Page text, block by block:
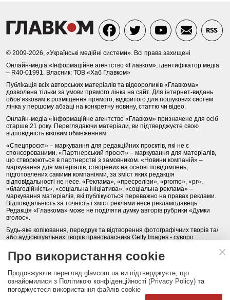
© 2009-2026, «Українські медійні системи». Всі права захищені
Онлайн-медіа «Інформаційне агентство «Главком», ідентифікатор медіа
– R40-01991. Власник: ТОВ «Хаб Главком»
Публікація всіх авторських матеріалів та відеороликів «Главкома»
дозволена тільки за умови прямого лінка на сайт. Для інтернет-видань
обов’язковим є розміщення прямого, відкритого для пошукових систем
лінка у першому абзаці на конкретну новину, статтю чи відео.
Онлайн-медіа «Інформаційне агентство «Главком» призначене для осіб
старше 21 року. Переглядаючи матеріали, ви підтверджуєте свою
відповідність віковим обмеженням.
«Спецпроєкт» – маркування для редакційних проєктів, які не є
спонсорованими. «Партнерський проєкт» – маркування для матеріалів,
що створюються в партнерстві з замовником. «Новини компаній» –
маркування для матеріалів, створених на основі повідомлень,
підготовлених самими компаніями, за зміст яких редакція
відповідальності не несе. «Реклама», «пресрелізи», «promo», «pr»,
«благодійність», «соціальна ініціатива», «соціальна реклама» –
маркування матеріалів, які публікуються переважно на правах реклами.
Відповідальність за точність і зміст реклами несе рекламодавець.
Редакція «Главкома» може не поділяти думку авторів рубрики «Думки
вголос».
Будь-яке копіювання, передрук та відтворення фотографічних творів та/
або аудіовізуальних творів правовласника Getty Images - суворо
Політика конфіденційності (Privacy Policy). Правила сайту
КОНТАКТИ НАША КОМАНДА АРХІВ
Партнери:DepositPhotos.com,opendatabot.ua
Про використання cookie
Продовжуючи перегляд glavcom.ua ви підтверджуєте, що
ознайомилися з Політикою конфіденційності (Privacy Policy) та
погоджуєтеся використання файлів cookie